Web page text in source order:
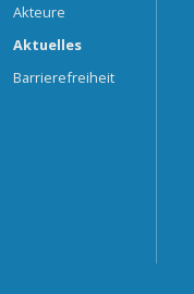
Akteure
Aktuelles
Barrierefreiheit